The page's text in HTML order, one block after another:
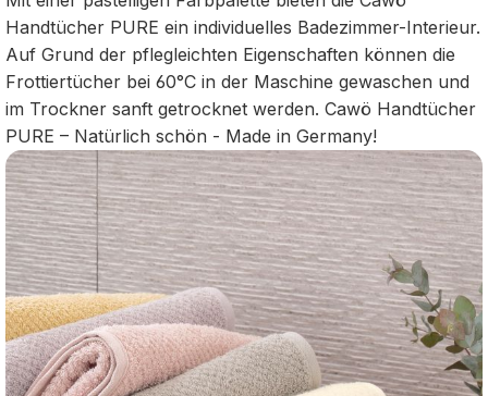
Handtücher PURE ein individuelles Badezimmer-Interieur.
Auf Grund der pflegleichten Eigenschaften können die
Frottiertücher bei 60°C in der Maschine gewaschen und
im Trockner sanft getrocknet werden. Cawö Handtücher
PURE – Natürlich schön - Made in Germany!